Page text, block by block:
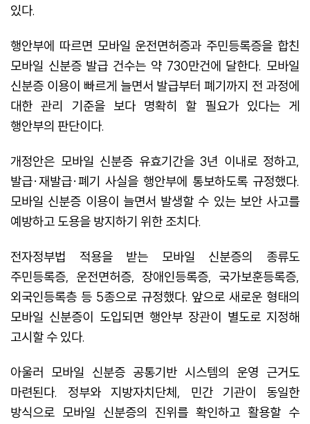
있다.
행안부에 따르면 모바일 운전면허증과 주민등록증을 합친
모바일 신분증 발급 건수는 약 730만건에 달한다. 모바일
신분증 이용이 빠르게 늘면서 발급부터 폐기까지 전 과정에
대한 관리 기준을 보다 명확히 할 필요가 있다는 게
행안부의 판단이다.
개정안은 모바일 신분증 유효기간을 3년 이내로 정하고,
발급·재발급·폐기 사실을 행안부에 통보하도록 규정했다.
모바일 신분증 이용이 늘면서 발생할 수 있는 보안 사고를
예방하고 도용을 방지하기 위한 조치다.
전자정부법 적용을 받는 모바일 신분증의 종류도
주민등록증, 운전면허증, 장애인등록증, 국가보훈등록증,
외국인등록층 등 5종으로 규정했다. 앞으로 새로운 형태의
모바일 신분증이 도입되면 행안부 장관이 별도로 지정해
고시할 수 있다.
아울러 모바일 신분증 공통기반 시스템의 운영 근거도
마련된다. 정부와 지방자치단체, 민간 기관이 동일한
방식으로 모바일 신분증의 진위를 확인하고 활용할 수